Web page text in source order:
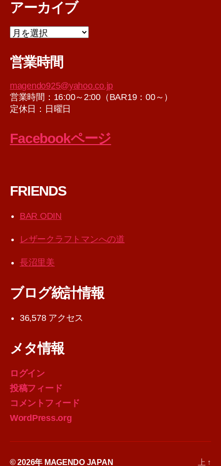
アーカイブ
ア
イ
営業時間
magendo925@yahoo.co.jp
営業時間：16:00～2:00（BAR19：00～）
定休日：日曜日
Facebookページ
FRIENDS
BAR ODIN
レザークラフトマンへの道
長沼里美
ブログ統計情報
36,578 アクセス
メタ情報
ログイン
投稿フィード
コメントフィード
WordPress.org
© 2026年 MAGENDO JAPAN 上 ↑